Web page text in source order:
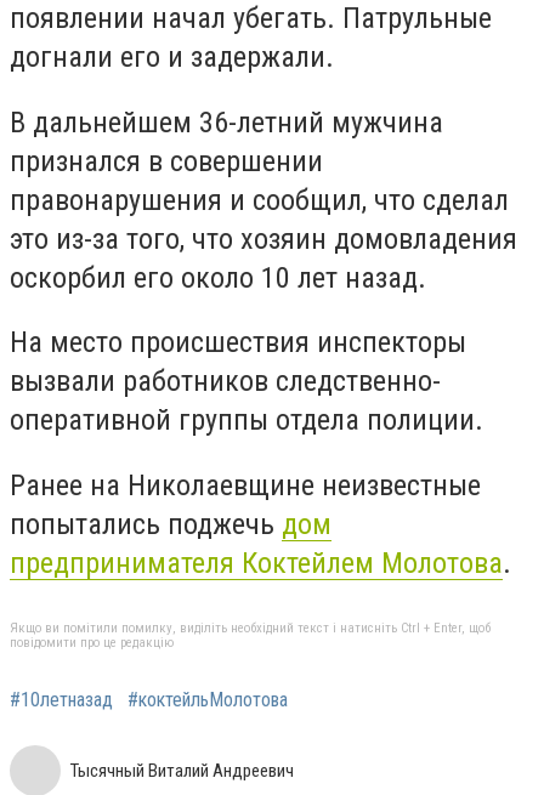
появлении начал убегать. Патрульные
догнали его и задержали.
В дальнейшем 36-летний мужчина
признался в совершении
правонарушения и сообщил, что сделал
это из-за того, что хозяин домовладения
оскорбил его около 10 лет назад.
На место происшествия инспекторы
вызвали работников следственно-
оперативной группы отдела полиции.
Ранее на Николаевщине неизвестные
попытались поджечь дом
предпринимателя Коктейлем Молотова.
Якщо ви помітили помилку, виділіть необхідний текст і натисніть Ctrl + Enter, щоб
повідомити про це редакцію
#10летназад #коктейльМолотова
Тысячный Виталий Андреевич